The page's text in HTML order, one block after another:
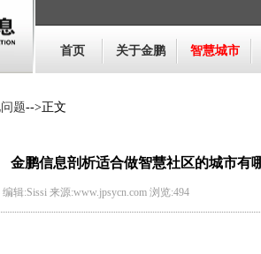
首页 关于金鹏 智慧城市
题-->正文
金鹏信息剖析适合做智慧社区的城市有
编辑:Sissi 来源:www.jpsycn.com 浏览:494